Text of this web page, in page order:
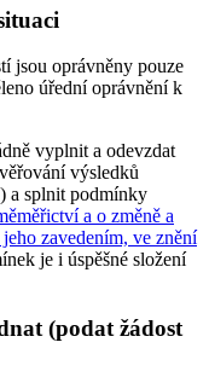
jsou oprávněny pouze
úřední oprávnění k
vyplnit a odevzdat
výsledků
a splnit podmínky
a o změně a
zavedením, ve znění
je i úspěšné složení
(podat žádost